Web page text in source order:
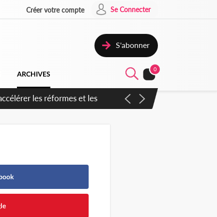
Créer votre compte Se Connecter
S'abonner
ARCHIVES
0